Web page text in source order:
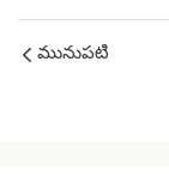
మునుపటి